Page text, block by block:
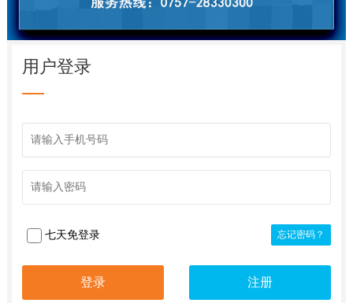
用户登录
七天免登录 忘记密码？